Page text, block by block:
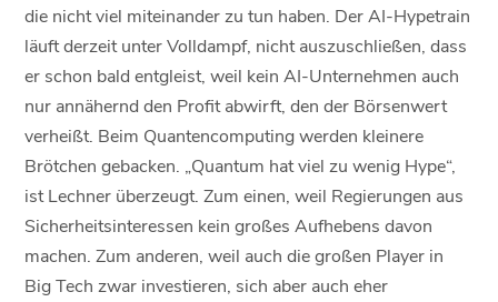
die nicht viel miteinander zu tun haben. Der AI-Hypetrain
läuft derzeit unter Volldampf, nicht auszuschließen, dass
er schon bald entgleist, weil kein AI-Unternehmen auch
nur annähernd den Profit abwirft, den der Börsenwert
verheißt. Beim Quantencomputing werden kleinere
Brötchen gebacken. „Quantum hat viel zu wenig Hype“,
ist Lechner überzeugt. Zum einen, weil Regierungen aus
Sicherheitsinteressen kein großes Aufhebens davon
machen. Zum anderen, weil auch die großen Player in
Big Tech zwar investieren, sich aber auch eher